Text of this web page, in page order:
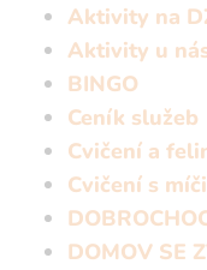
Aktivity na
Aktivity u
BINGO
Ceník služeb
Cvičení a
Cvičení s míči
DOMOV SE